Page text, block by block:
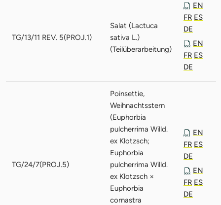
TG/13/11 REV. 5(PROJ.1)
Salat (Lactuca
sativa L.)
(Teilüberarbeitung)
EN
FR ES
DE
EN
FR ES
DE
TG/24/7(PROJ.5)
Poinsettie,
Weihnachtsstern
(Euphorbia
pulcherrima Willd.
ex Klotzsch;
Euphorbia
pulcherrima Willd.
ex Klotzsch ×
Euphorbia
cornastra
EN
FR ES
DE
EN
FR ES
DE